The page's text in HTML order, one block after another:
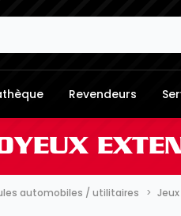
Revendeurs
automobiles / utilitaires